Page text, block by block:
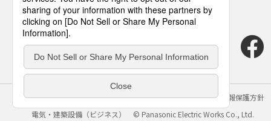
サイトのご利用にあたって クッキーポリシー
個人情報保護方針
電気・建築設備（ビジネス）
© Panasonic Electric Works Co., Ltd.